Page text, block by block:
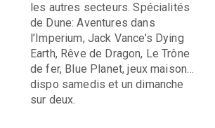
les autres secteurs. Spécialités
de Dune: Aventures dans
l’Imperium, Jack Vance’s Dying
Earth, Rêve de Dragon, Le Trône
de fer, Blue Planet, jeux maison…
dispo samedis et un dimanche
sur deux.